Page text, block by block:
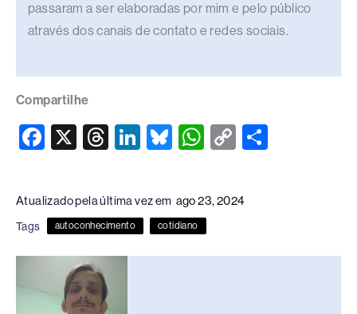
passaram a ser elaboradas por mim e pelo público
através dos canais de contato e redes sociais.
Compartilhe
F
e
b
o
o
X
T
a
d
s
Li
e
dI
n
Bl
sk
y
W
s
A
p
C
y
n
Atualizado pela última vez em ago 23, 2024
Tags autoconhecimento cotidiano